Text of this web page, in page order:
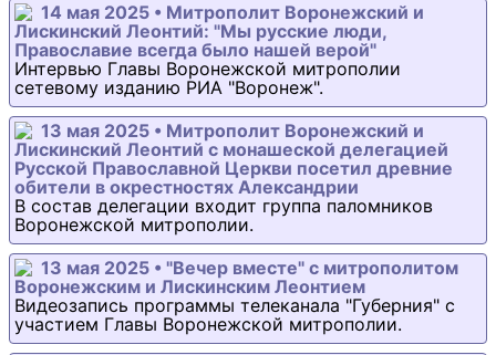
14 мая 2025 • Митрополит Воронежский и
Лискинский Леонтий: "Мы русские люди,
Православие всегда было нашей верой"
Интервью Главы Воронежской митрополии
сетевому изданию РИА "Воронеж".
13 мая 2025 • Митрополит Воронежский и
Лискинский Леонтий с монашеской делегацией
Русской Православной Церкви посетил древние
обители в окрестностях Александрии
В состав делегации входит группа паломников
Воронежской митрополии.
13 мая 2025 • "Вечер вместе" с митрополитом
Воронежским и Лискинским Леонтием
Видеозапись программы телеканала "Губерния" с
участием Главы Воронежской митрополии.